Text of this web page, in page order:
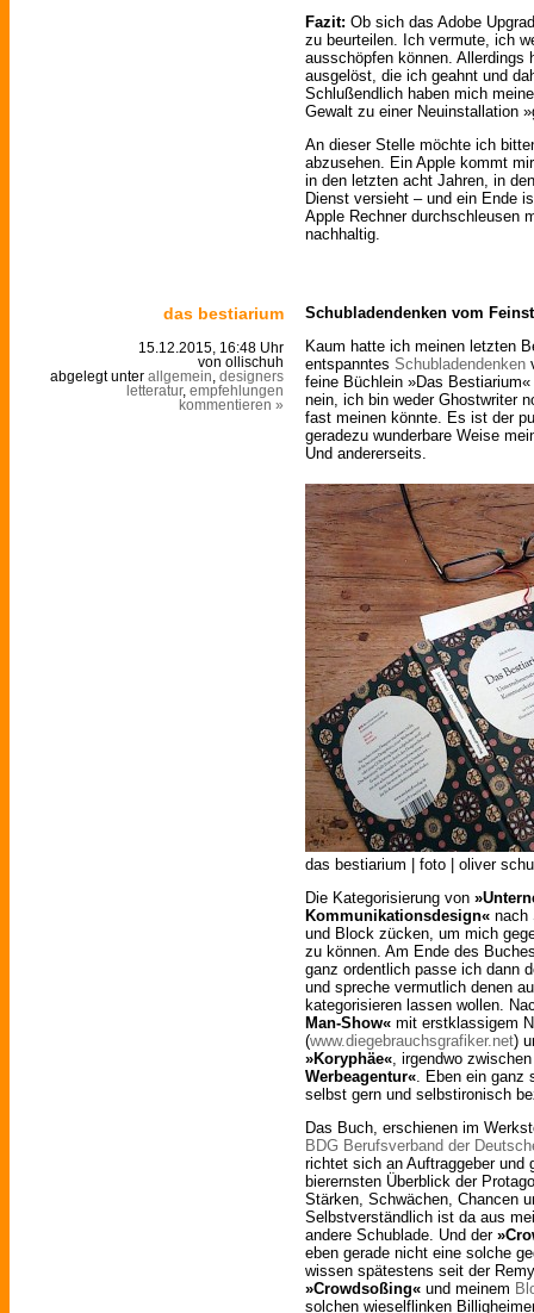
Fazit: Ob sich das Adobe
zu beurteilen. Ich vermute, ich
ausschöpfen können. Allerdings
ausgelöst, die ich geahnt und
Schlußendlich haben mich
Gewalt zu einer Neuinstallation
An dieser Stelle möchte ich
abzusehen. Ein Apple kommt
in den letzten acht Jahren, in
Dienst versieht – und ein Ende
Apple Rechner durchschleusen
nachhaltig.
das bestiarium
15.12.2015, 16:48 Uhr
von ollischuh
abgelegt unter allgemein designers
letteratur, empfehlungen
kommentieren »
Schubladendenken vom
Kaum hatte ich meinen letzten
entspanntes Schubladendenken
feine Büchlein »Das
nein, ich bin weder Ghostwriter
fast meinen könnte. Es ist der
geradezu wunderbare Weise
Und andererseits.
das bestiarium | foto | oliver
Die Kategorisierung von
Kommunikationsdesign« nach
und Block zücken, um mich
zu können. Am Ende des
ganz ordentlich passe ich dann
und spreche vermutlich denen
kategorisieren lassen wollen.
Man-Show« mit erstklassigem
(www.diegebrauchsgrafiker.net)
»Koryphäe« , irgendwo
Werbeagentur« . Eben ein
selbst gern und selbstironisch
Das Buch, erschienen im
BDG Berufsverband der
richtet sich an Auftraggeber und
bierernsten Überblick der
Stärken, Schwächen, Chancen
Selbstverständlich ist da aus
andere Schublade. Und der
eben gerade nicht eine solche
wissen spätestens seit der
»Crowdsoßing« und meinem
solchen wieselflinken